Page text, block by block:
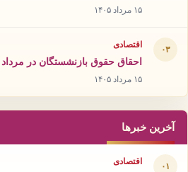
۱۵ مرداد ۱۴۰۵
۰۳ اقتصادی
احقاق حقوق بازنشستگان در مرداد
۱۵ مرداد ۱۴۰۵
آخرین خبرها
۰۱ اقتصادی